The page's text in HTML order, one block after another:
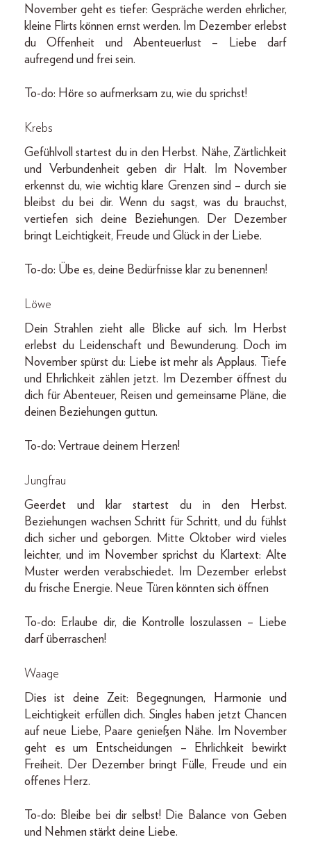
November geht es tiefer: Gespräche werden ehrlicher,
kleine Flirts können ernst werden. Im Dezember erlebst
du Offenheit und Abenteuerlust – Liebe darf
aufregend und frei sein.
To-do: Höre so aufmerksam zu, wie du sprichst!
Krebs
Gefühlvoll startest du in den Herbst. Nähe, Zärtlichkeit
und Verbundenheit geben dir Halt. Im November
erkennst du, wie wichtig klare Grenzen sind – durch sie
bleibst du bei dir. Wenn du sagst, was du brauchst,
vertiefen sich deine Beziehungen. Der Dezember
bringt Leichtigkeit, Freude und Glück in der Liebe.
To-do: Übe es, deine Bedürfnisse klar zu benennen!
Löwe
Dein Strahlen zieht alle Blicke auf sich. Im Herbst
erlebst du Leidenschaft und Bewunderung. Doch im
November spürst du: Liebe ist mehr als Applaus. Tiefe
und Ehrlichkeit zählen jetzt. Im Dezember öffnest du
dich für Abenteuer, Reisen und gemeinsame Pläne, die
deinen Beziehungen guttun.
To-do: Vertraue deinem Herzen!
Jungfrau
Geerdet und klar startest du in den Herbst.
Beziehungen wachsen Schritt für Schritt, und du fühlst
dich sicher und geborgen. Mitte Oktober wird vieles
leichter, und im November sprichst du Klartext: Alte
Muster werden verabschiedet. Im Dezember erlebst
du frische Energie. Neue Türen könnten sich öffnen
To-do: Erlaube dir, die Kontrolle loszulassen – Liebe
darf überraschen!
Waage
Dies ist deine Zeit: Begegnungen, Harmonie und
Leichtigkeit erfüllen dich. Singles haben jetzt Chancen
auf neue Liebe, Paare genießen Nähe. Im November
geht es um Entscheidungen – Ehrlichkeit bewirkt
Freiheit. Der Dezember bringt Fülle, Freude und ein
offenes Herz.
To-do: Bleibe bei dir selbst! Die Balance von Geben
und Nehmen stärkt deine Liebe.